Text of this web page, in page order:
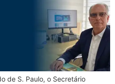
de S. Paulo, o Secretário